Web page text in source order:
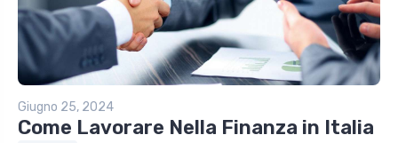
Giugno 25, 2024
Come Lavorare Nella Finanza in Italia